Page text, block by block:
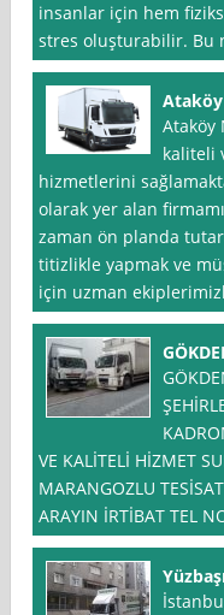
insanlar için hem
stres oluşturabilir. Bu
Ataköy
kaliteli
hizmetlerini
olarak yer alan
zaman ön planda
titizlikle yapmak ve
için uzman
VE KALİTELİ HİZMET
MARANGOZLU
ARAYIN İRTİBAT TEL